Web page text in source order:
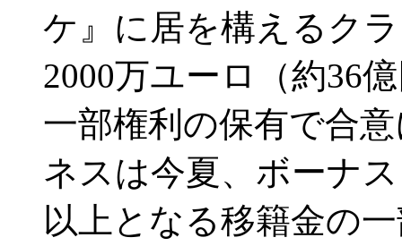
ケ』に居を構えるク
2000万ユーロ（約36
一部権利の保有で合
ネスは今夏、ボーナ
以上となる移籍金の